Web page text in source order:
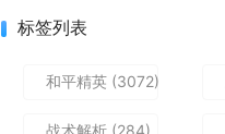
标签列表
和平精英 (3072)
战术解析 (284)